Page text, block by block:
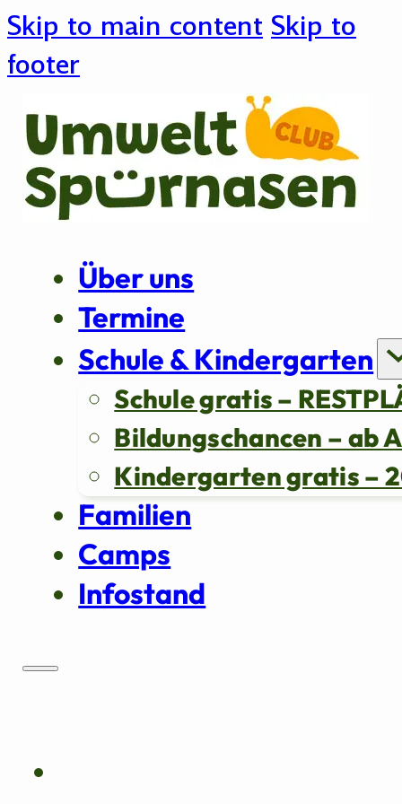
Skip to main content Skip to
footer
Über uns
Termine
Schule & Kindergarten
Schule gratis –
Bildungschancen – ab
Kindergarten gratis –
Familien
Camps
Infostand